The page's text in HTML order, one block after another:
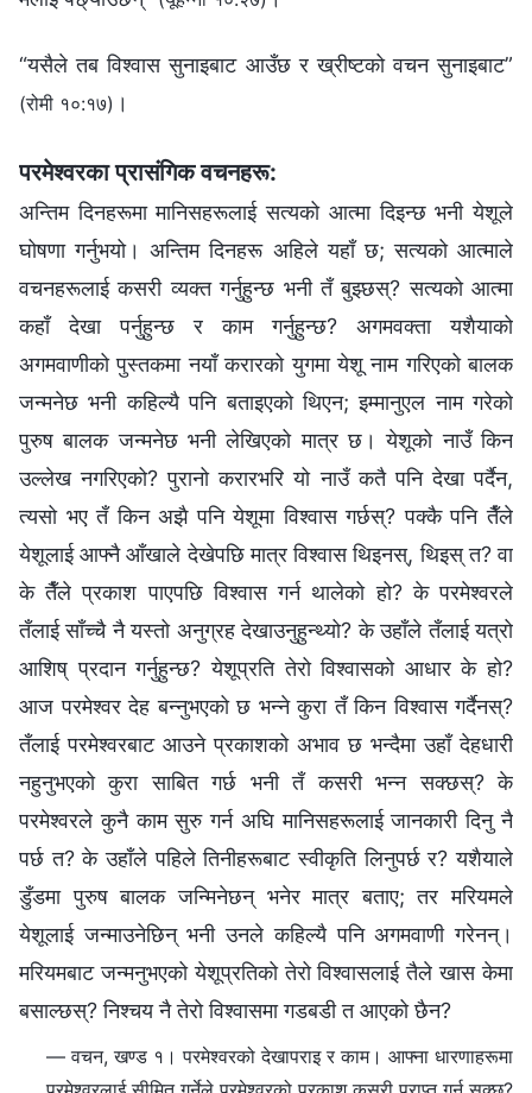
“यसैले तब विश्‍वास सुनाइबाट आउँछ र ख्रीष्टको वचन सुनाइबाट”
(रोमी १०:१७) ।
परमेश्‍वरका प्रासंगिक वचनहरू:
अन्तिम दिनहरूमा मानिसहरूलाई सत्यको आत्मा दिइन्छ भनी येशूले
घोषणा गर्नुभयो। अन्तिम दिनहरू अहिले यहाँ छ; सत्यको आत्माले
वचनहरूलाई कसरी व्यक्त गर्नुहुन्छ भनी तँ बुझ्छस्? सत्यको आत्मा
कहाँ देखा पर्नुहुन्छ र काम गर्नुहुन्छ? अगमवक्ता यशैयाको
अगमवाणीको पुस्तकमा नयाँ करारको युगमा येशू नाम गरिएको बालक
जन्‍मनेछ भनी कहिल्यै पनि बताइएको थिएन; इम्मानुएल नाम गरेको
पुरुष बालक जन्‍मनेछ भनी लेखिएको मात्र छ। येशूको नाउँ किन
उल्लेख नगरिएको? पुरानो करारभरि यो नाउँ कतै पनि देखा पर्दैन,
त्यसो भए तँ किन अझै पनि येशूमा विश्‍वास गर्छस्? पक्कै पनि तैँले
येशूलाई आफ्नै आँखाले देखेपछि मात्र विश्‍वास थिइनस्, थिइस् त? वा
के तैँले प्रकाश पाएपछि विश्‍वास गर्न थालेको हो? के परमेश्‍वरले
तँलाई साँच्चै नै यस्तो अनुग्रह देखाउनुहुन्थ्यो? के उहाँले तँलाई यत्रो
आशिष्‌ प्रदान गर्नुहुन्छ? येशूप्रति तेरो विश्‍वासको आधार के हो?
आज परमेश्‍वर देह बन्नुभएको छ भन्ने कुरा तँ किन विश्‍वास गर्दैनस्?
तँलाई परमेश्‍वरबाट आउने प्रकाशको अभाव छ भन्दैमा उहाँ देहधारी
नहुनुभएको कुरा साबित गर्छ भनी तँ कसरी भन्‍न सक्छस्? के
परमेश्‍वरले कुनै काम सुरु गर्न अघि मानिसहरूलाई जानकारी दिनु नै
पर्छ त? के उहाँले पहिले तिनीहरूबाट स्वीकृति लिनुपर्छ र? यशैयाले
डुँडमा पुरुष बालक जन्मिनेछन् भनेर मात्र बताए; तर मरियमले
येशूलाई जन्‍माउनेछिन् भनी उनले कहिल्यै पनि अगमवाणी गरेनन्।
मरियमबाट जन्मनुभएको येशूप्रतिको तेरो विश्‍वासलाई तैले खास केमा
बसाल्छस्? ​निश्‍चय नै तेरो विश्‍वासमा गडबडी त आएको छैन?
— वचन, खण्ड १। परमेश्‍वरको देखापराइ र काम। आफ्ना धारणाहरूमा